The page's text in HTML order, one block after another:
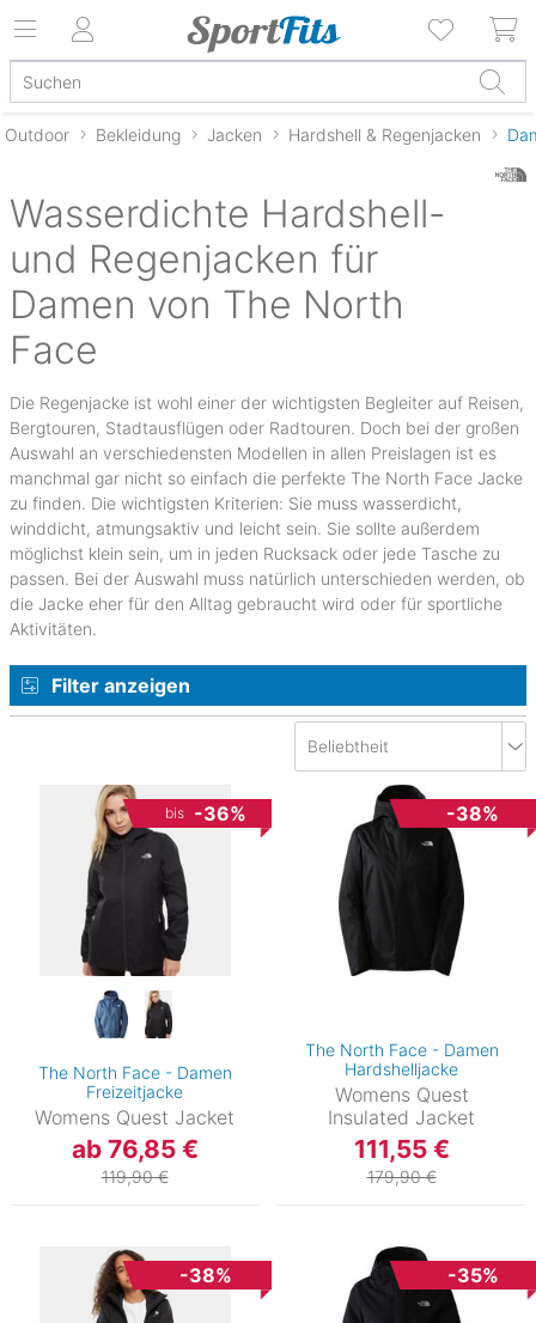
Outdoor Bekleidung Jacken Hardshell & Regenjacken
Wasserdichte Hardshell-
und Regenjacken für
Damen von The North
Face
Die Regenjacke ist wohl einer der wichtigsten Begleiter auf Reisen,
Bergtouren, Stadtausflügen oder Radtouren. Doch bei der großen
Auswahl an verschiedensten Modellen in allen Preislagen ist es
manchmal gar nicht so einfach die perfekte The North Face Jacke
zu finden. Die wichtigsten Kriterien: Sie muss wasserdicht,
winddicht, atmungsaktiv und leicht sein. Sie sollte außerdem
möglichst klein sein, um in jeden Rucksack oder jede Tasche zu
passen. Bei der Auswahl muss natürlich unterschieden werden, ob
die Jacke eher für den Alltag gebraucht wird oder für sportliche
Aktivitäten.
Filter anzeigen
bis -36%
The North Face - Damen
Freizeitjacke
Womens Quest Jacket
ab 76,85 €
119,90 €
-38%
The North Face - Damen
Hardshelljacke
Womens Quest
Insulated Jacket
111,55 €
179,90 €
-38% -35%